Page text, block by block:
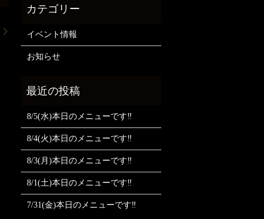
イベント情報
お知らせ
8/5(水)本日のメニューです‼️
8/4(火)本日のメニューです‼️
8/3(月)本日のメニューです‼️
8/1(土)本日のメニューです‼️
7/31(金)本日のメニューです‼️